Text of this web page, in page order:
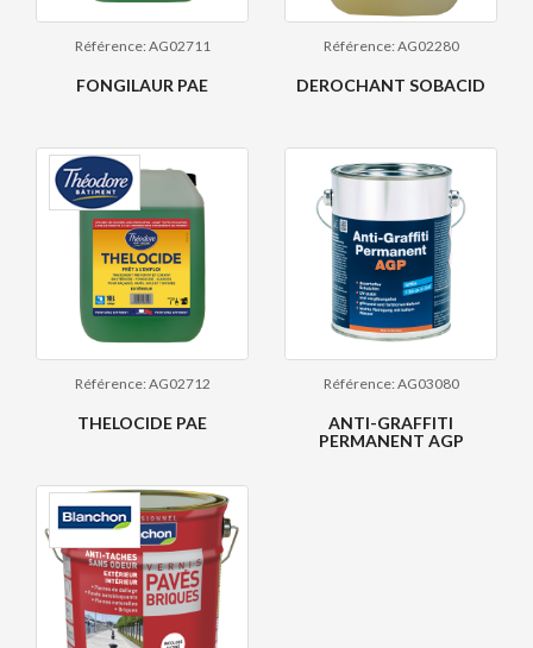
Référence: AG02711
FONGILAUR PAE
Référence: AG02280
DEROCHANT SOBACID
Référence: AG02712
THELOCIDE PAE
Référence: AG03080
ANTI-GRAFFITI
PERMANENT AGP